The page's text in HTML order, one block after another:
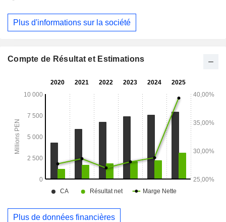
que Cerveceria San Juan SA, Inmobiliaria Ide SA,
Transportes 77 SA, Naviera Oriente SAC et Club Sporting
Plus d'informations sur la société
Compte de Résultat et Estimations
Plus de données financières